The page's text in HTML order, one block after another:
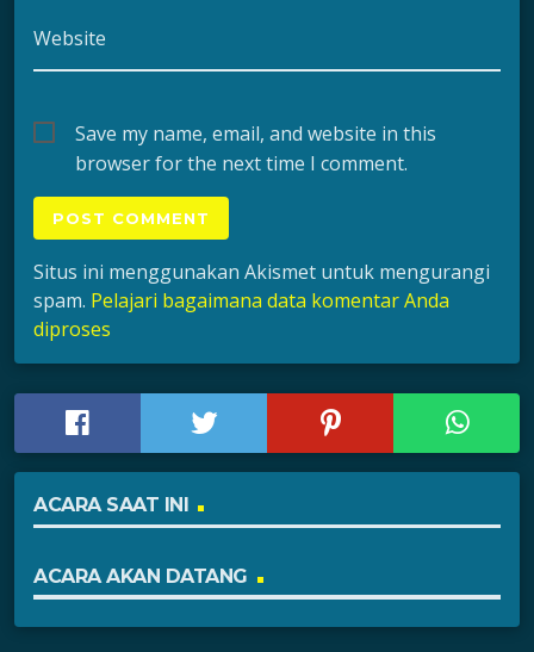
Website
Save my name, email, and website in this
browser for the next time I comment.
Situs ini menggunakan Akismet untuk mengurangi
spam. Pelajari bagaimana data komentar Anda
diproses
ACARA SAAT INI
ACARA AKAN DATANG